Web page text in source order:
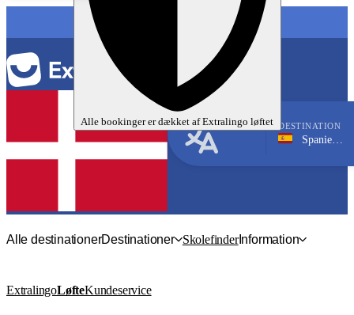
Alle bookinger er dækket afExtralingo løftet DESTINATION
Spanien, Málaga
Alle destinationerDestinationer SkolefinderInformation
ExtralingoLøfteKundeservice